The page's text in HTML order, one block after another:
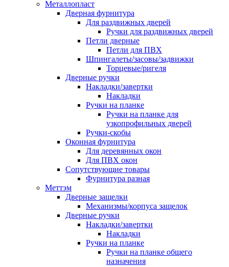
Металлопласт
Дверная фурнитура
Для раздвижных дверей
Ручки для раздвижных дверей
Петли дверные
Петли для ПВХ
Шпингалеты/засовы/задвижки
Торцевые/ригеля
Дверные ручки
Накладки/завертки
Накладки
Ручки на планке
Ручки на планке для
узкопрофильных дверей
Ручки-скобы
Оконная фурнитура
Для деревянных окон
Для ПВХ окон
Сопутствующие товары
Фурнитура разная
Меттэм
Дверные защелки
Механизмы/корпуса защелок
Дверные ручки
Накладки/завертки
Накладки
Ручки на планке
Ручки на планке общего
назначения